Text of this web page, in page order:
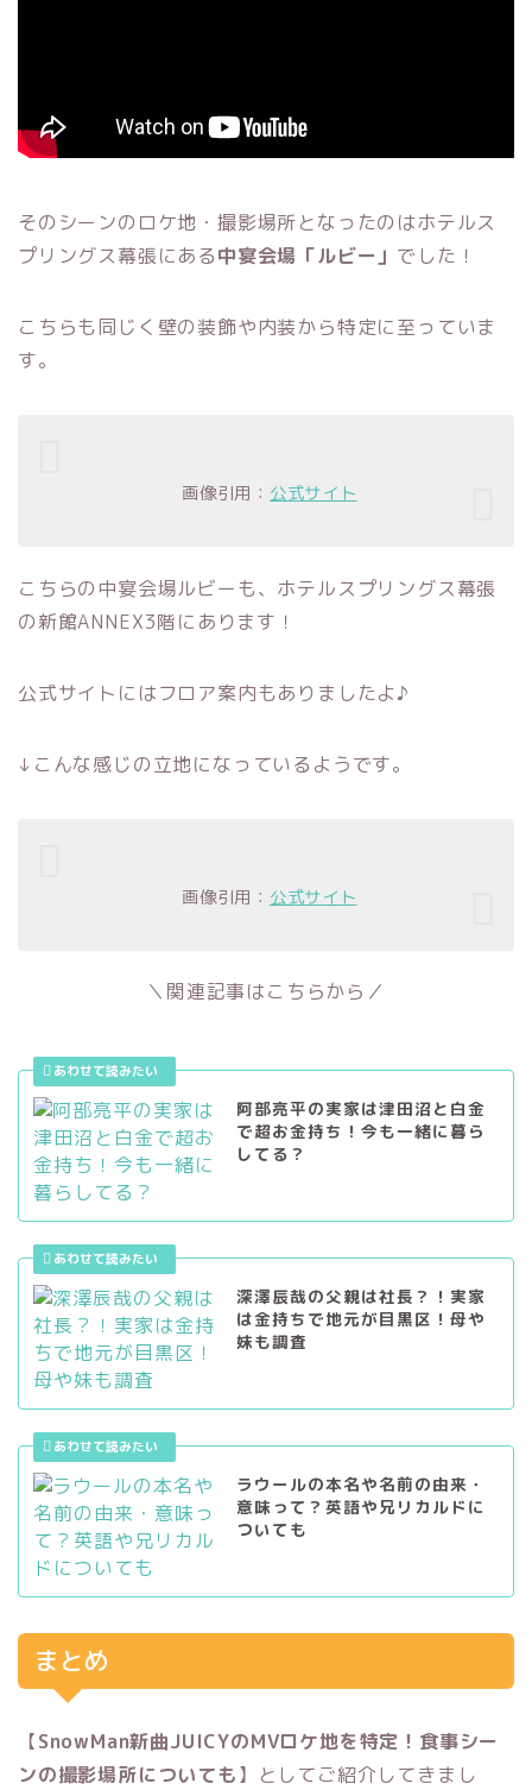
そのシーンのロケ地・撮影場所となったのはホテルス
プリングス幕張にある中宴会場「ルビー」 でした！
こちらも同じく壁の装飾や内装から特定に至っていま
す。
画像引用： 公式サイト
こちらの中宴会場ルビーも、ホテルスプリングス幕張
の新館ANNEX3階にあります！
公式サイトにはフロア案内もありましたよ♪
↓こんな感じの立地になっているようです。
画像引用： 公式サイト
＼関連記事はこちらから／
阿部亮平の実家は津田沼と白金
で超お金持ち！今も一緒に暮ら
してる？
深澤辰哉の父親は社長？！実家
は金持ちで地元が目黒区！母や
妹も調査
ラウールの本名や名前の由来・
意味って？英語や兄リカルドに
ついても
まとめ
【SnowMan新曲JUICYのMVロケ地を特定！食事シー
ンの撮影場所についても】としてご紹介してきまし